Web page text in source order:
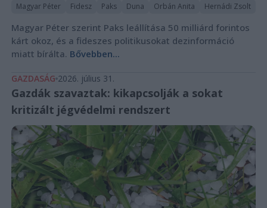
Magyar Péter Fidesz Paks Duna Orbán Anita Hernádi Zsolt
Magyar Péter szerint Paks leállítása 50 milliárd forintos
kárt okoz, és a fideszes politikusokat dezinformáció
miatt bírálta. Bővebben...
GAZDASÁG 2026. július 31.
Gazdák szavaztak: kikapcsolják a sokat
kritizált jégvédelmi rendszert